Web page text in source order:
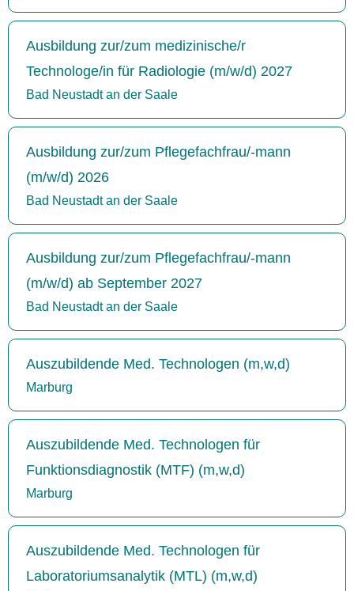
Ausbildung zur/zum medizinische/r
Technologe/in für Radiologie (m/w/d) 2027
Bad Neustadt an der Saale
Ausbildung zur/zum Pflegefachfrau/-mann
(m/w/d) 2026
Bad Neustadt an der Saale
Ausbildung zur/zum Pflegefachfrau/-mann
(m/w/d) ab September 2027
Bad Neustadt an der Saale
Auszubildende Med. Technologen (m,w,d)
Marburg
Auszubildende Med. Technologen für
Funktionsdiagnostik (MTF) (m,w,d)
Marburg
Auszubildende Med. Technologen für
Laboratoriumsanalytik (MTL) (m,w,d)